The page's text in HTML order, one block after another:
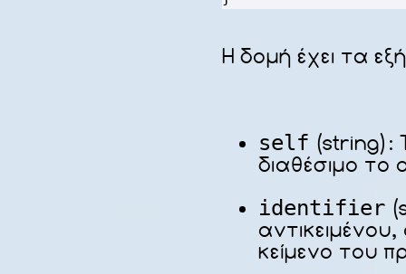
Η δομή έχει τα
self (string):
διαθέσιμο το
identifier
κείμενο του